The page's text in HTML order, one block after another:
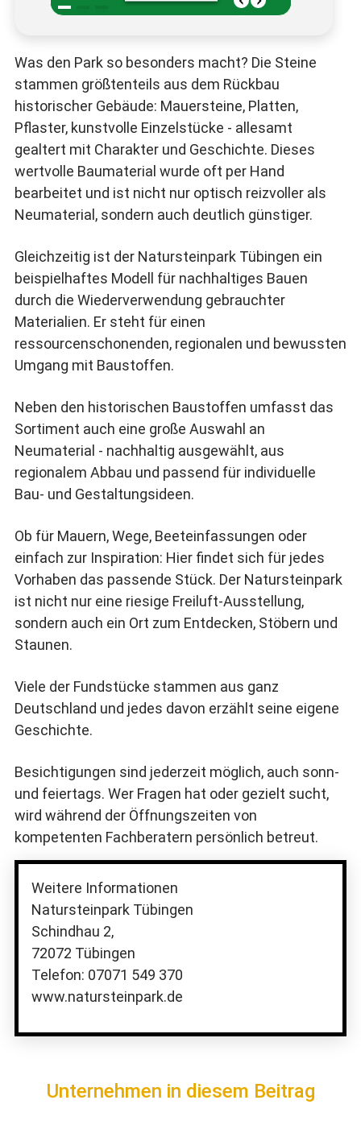
Was den Park so besonders macht? Die Steine
stammen größtenteils aus dem Rückbau
historischer Gebäude: Mauersteine, Platten,
Pflaster, kunstvolle Einzelstücke - allesamt
gealtert mit Charakter und Geschichte. Dieses
wertvolle Baumaterial wurde oft per Hand
bearbeitet und ist nicht nur optisch reizvoller als
Neumaterial, sondern auch deutlich günstiger.
Gleichzeitig ist der Natursteinpark Tübingen ein
beispielhaftes Modell für nachhaltiges Bauen
durch die Wiederverwendung gebrauchter
Materialien. Er steht für einen
ressourcenschonenden, regionalen und bewussten
Umgang mit Baustoffen.
Neben den historischen Baustoffen umfasst das
Sortiment auch eine große Auswahl an
Neumaterial - nachhaltig ausgewählt, aus
regionalem Abbau und passend für individuelle
Bau- und Gestaltungsideen.
Ob für Mauern, Wege, Beeteinfassungen oder
einfach zur Inspiration: Hier findet sich für jedes
Vorhaben das passende Stück. Der Natursteinpark
ist nicht nur eine riesige Freiluft-Ausstellung,
sondern auch ein Ort zum Entdecken, Stöbern und
Staunen.
Viele der Fundstücke stammen aus ganz
Deutschland und jedes davon erzählt seine eigene
Geschichte.
Besichtigungen sind jederzeit möglich, auch sonn-
und feiertags. Wer Fragen hat oder gezielt sucht,
wird während der Öffnungszeiten von
kompetenten Fachberatern persönlich betreut.
Weitere Informationen
Natursteinpark Tübingen
Schindhau 2,
72072 Tübingen
Telefon: 07071 549 370
www.natursteinpark.de
Unternehmen in diesem Beitrag